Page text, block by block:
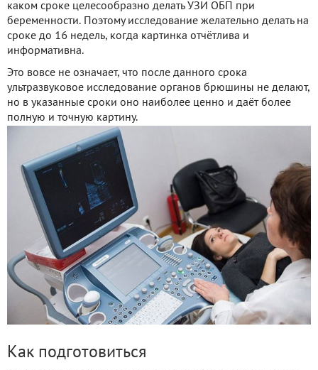
каком сроке целесообразно делать УЗИ ОБП при
беременности. Поэтому исследование желательно делать на
сроке до 16 недель, когда картинка отчётлива и
информативна.
Это вовсе не означает, что после данного срока
ультразвуковое исследование органов брюшины не делают,
но в указанные сроки оно наиболее ценно и даёт более
полную и точную картину.
Как подготовиться